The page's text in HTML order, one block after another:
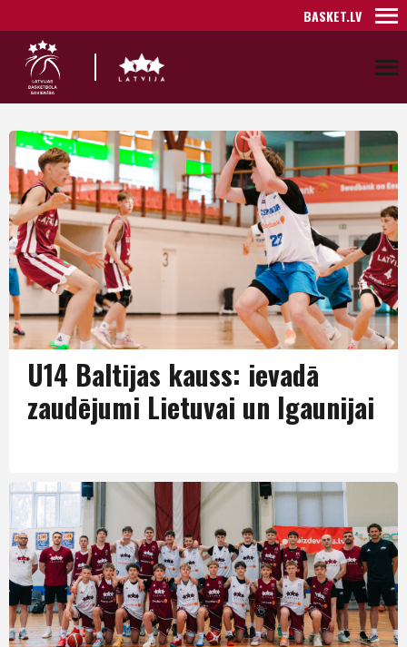
BASKET.LV
U14 Baltijas kauss: ievadā
zaudējumi Lietuvai un Igaunijai
Puiši U14